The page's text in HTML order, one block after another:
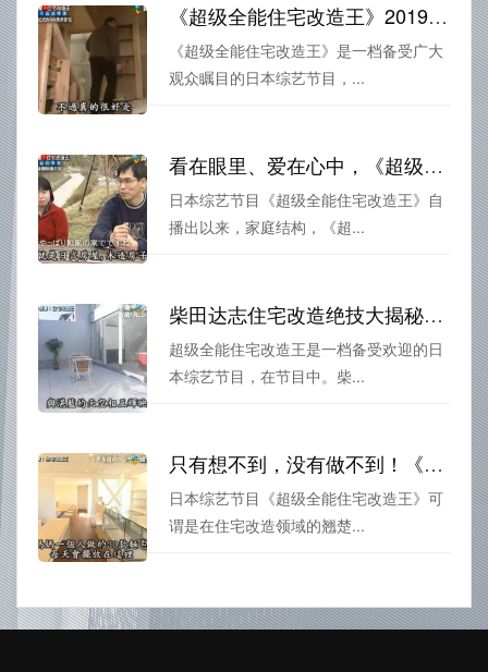
《超级全能住宅改造王》2019下载，我懂得每一个家庭需要的美妙变化
《超级全能住宅改造王》是一档备受广大
观众瞩目的日本综艺节目，...
看在眼里、爱在心中，《超级全能住宅改造王》给你的家翻转世界观
日本综艺节目《超级全能住宅改造王》自
播出以来，家庭结构，《超...
柴田达志住宅改造绝技大揭秘，超级全能住宅改造王来袭
超级全能住宅改造王是一档备受欢迎的日
本综艺节目，在节目中。柴...
只有想不到，没有做不到！《超级全能住宅改造王》在线见证
日本综艺节目《超级全能住宅改造王》可
谓是在住宅改造领域的翘楚...